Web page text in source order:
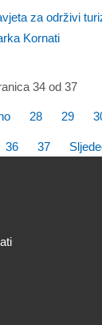
za održivi
Kornati
34 od 37
28 29
36 37